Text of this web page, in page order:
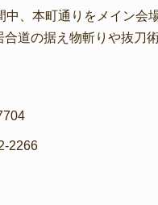
中、本町通りをメイン会
道の据え物斬りや抜刀
2266